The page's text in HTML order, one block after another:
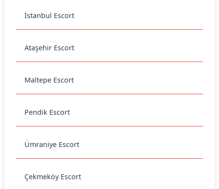
İstanbul Escort
Ataşehir Escort
Maltepe Escort
Pendik Escort
Ümraniye Escort
Çekmeköy Escort